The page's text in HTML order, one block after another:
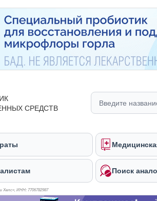
СРЕДСТВ
Поиск
Хелс», ИНН: 7706782987